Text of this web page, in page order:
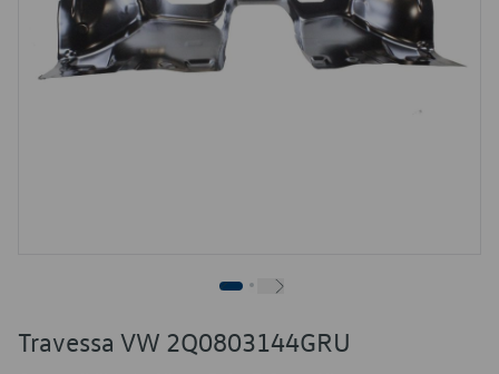
Travessa VW 2Q0803144GRU